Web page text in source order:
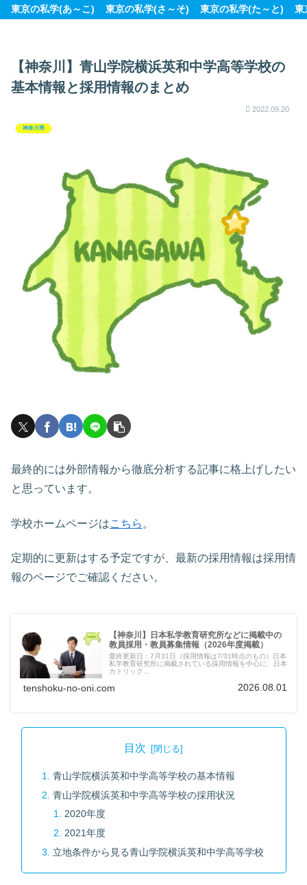
東京の私学(あ～こ) 東京の私学(さ～そ) 東京の私学(た～と) 東
【神奈川】青山学院横浜英和中学高等学校の
基本情報と採用情報のまとめ
2022.09.20
神奈川県
最終的には外部情報から徹底分析する記事に格上げしたい
と思っています。
学校ホームページはこちら 。
定期的に更新はする予定ですが、最新の採用情報は採用情
報のページでご確認ください。
【神奈川】日本私学教育研究所などに掲載中の
教員採用・教員募集情報（2026年度掲載）
最終更新日：7月31日（採用情報は7/31時点のもの）日本
私学教育研究所に掲載されている採用情報を中心に、日本
カトリック...
tenshoku-no-oni.com 2026.08.01
目次
青山学院横浜英和中学高等学校の基本情報
青山学院横浜英和中学高等学校の採用状況
2020年度
2021年度
立地条件から見る青山学院横浜英和中学高等学校